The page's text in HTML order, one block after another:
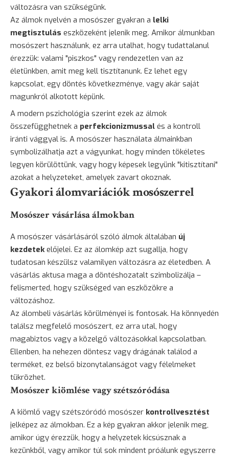
változásra van szükségünk.
Az álmok nyelvén a mosószer gyakran a lelki
megtisztulás eszközeként jelenik meg. Amikor álmunkban
mosószert használunk, ez arra utalhat, hogy tudattalanul
érezzük: valami "piszkos" vagy rendezetlen van az
életünkben, amit meg kell tisztítanunk. Ez lehet egy
kapcsolat, egy döntés következménye, vagy akár saját
magunkról alkotott képünk.
A modern pszichológia szerint ezek az álmok
összefügghetnek a perfekcionizmussal és a kontroll
iránti vággyal is. A mosószer használata álmainkban
symbolizálhatja azt a vágyunkat, hogy minden tökéletes
legyen körülöttünk, vagy hogy képesek legyünk "kitisztítani"
azokat a helyzeteket, amelyek zavart okoznak.
Gyakori álomvariációk mosószerrel
Mosószer vásárlása álmokban
A mosószer vásárlásáról szóló álmok általában új
kezdetekelőjelei. Ez az álomkép azt sugallja, hogy
tudatosan készülsz valamilyen változásra az életedben. A
vásárlás aktusa maga a döntéshozatalt szimbolizálja –
felismerted, hogy szükséged van eszközökre a
változáshoz.
Az álombeli vásárlás körülményei is fontosak. Ha könnyedén
találsz megfelelő mosószert, ez arra utal, hogy
magabiztos vagy a közelgő változásokkal kapcsolatban.
Ellenben, ha nehezen döntesz vagy drágának találod a
terméket, ez belső bizonytalanságot vagy félelmeket
tükrözhet.
Mosószer kiömlése vagy szétszóródása
A kiömlő vagy szétszóródó mosószer kontrollvesztést
jelképez az álmokban. Ez a kép gyakran akkor jelenik meg,
amikor úgy érezzük, hogy a helyzetek kicsúsznak a
kezünkből, vagy amikor túl sok mindent próálunk egyszerre